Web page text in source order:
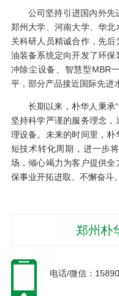
公司坚持引进国内外先
郑州大学、河南大学、华
关科研人员精诚合作，先
油装备系统定向开发了环
冲除尘设备、智慧型MBR
平，部分产品接近国际先进
长期以来，朴华人秉承
坚持科学严谨的服务理念
理设备。未来的时间里，
短技术转化周期，进一步
场，倾心竭力为客户提供
保事业开拓进取、不懈奋斗。
郑州朴
电话/微信：